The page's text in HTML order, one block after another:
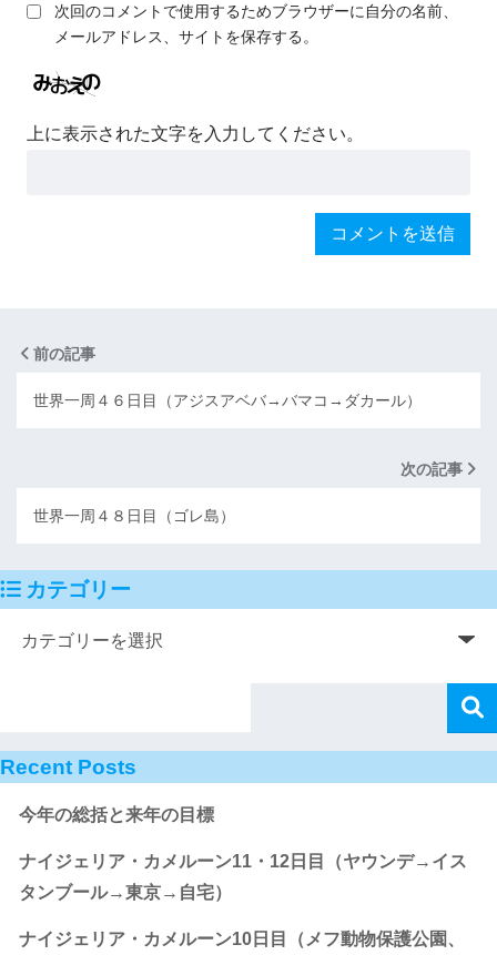
次回のコメントで使用するためブラウザーに自分の名前、
メールアドレス、サイトを保存する。
上に表示された文字を入力してください。
前の記事
世界一周４６日目（アジスアベバ→バマコ→ダカール）
次の記事
世界一周４８日目（ゴレ島）
カテゴリー
Recent Posts
今年の総括と来年の目標
ナイジェリア・カメルーン11・12日目（ヤウンデ→イス
タンブール→東京→自宅）
ナイジェリア・カメルーン10日目（メフ動物保護公園、